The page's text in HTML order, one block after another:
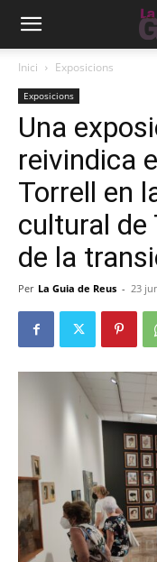
Inici Exposicions
Exposicions
Una
reivindica
Torrell en
cultural de
de la
Per La Guia de Reus - 23